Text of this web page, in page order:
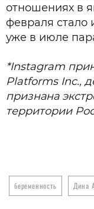
отношениях в
февраля стало
уже в июле
*Instagram
Platforms Inc.,
признана
территории
беременность Дина